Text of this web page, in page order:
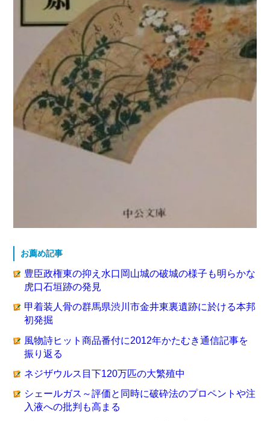
お薦め記事
豊臣政権東の抑え水口岡山城の破城の様子も明らかな
虎口石垣跡の発見
甲着装人骨の群馬県渋川市金井東裏遺跡に於ける本邦
初発掘
風物詩ヒット商品番付に2012年かたむき通信記事を
振り返る
ネジザウルス目下120万匹の大繁殖中
シェールガス～評価と同時に破砕法のプロペントや注
入液への批判も高まる